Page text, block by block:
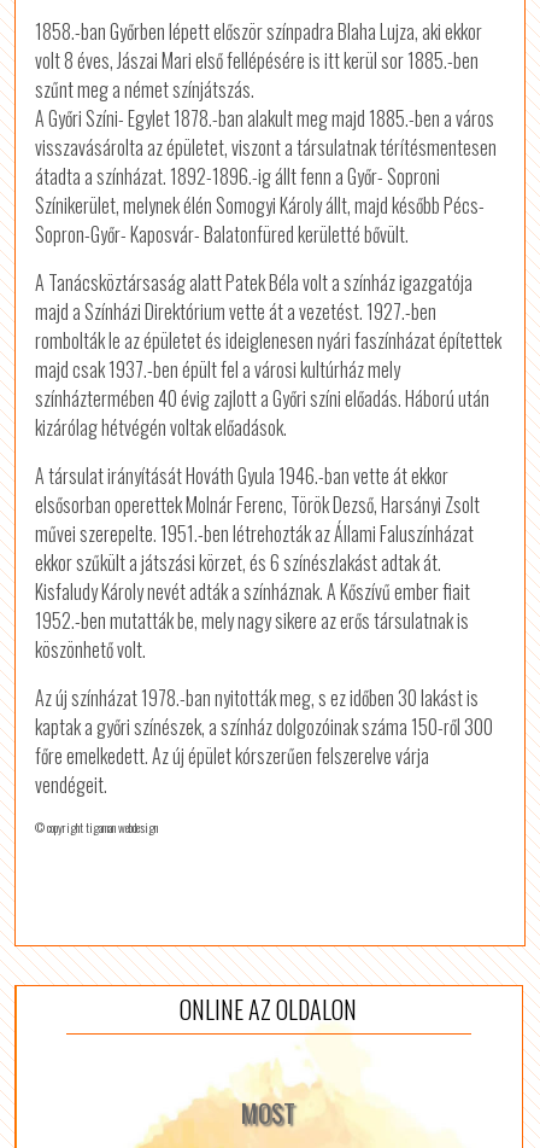
1858.-ban Győrben lépett először színpadra Blaha Lujza, aki ekkor
volt 8 éves, Jászai Mari első fellépésére is itt kerül sor 1885.-ben
szűnt meg a német színjátszás.
A Győri Színi- Egylet 1878.-ban alakult meg majd 1885.-ben a város
visszavásárolta az épületet, viszont a társulatnak térítésmentesen
átadta a színházat. 1892-1896.-ig állt fenn a Győr- Soproni
Színikerület, melynek élén Somogyi Károly állt, majd később Pécs-
Sopron-Győr- Kaposvár- Balatonfüred kerületté bővült.
A Tanácsköztársaság alatt Patek Béla volt a színház igazgatója
majd a Színházi Direktórium vette át a vezetést. 1927.-ben
rombolták le az épületet és ideiglenesen nyári faszínházat építettek
majd csak 1937.-ben épült fel a városi kultúrház mely
színháztermében 40 évig zajlott a Győri színi előadás. Háború után
kizárólag hétvégén voltak előadások.
A társulat irányítását Hováth Gyula 1946.-ban vette át ekkor
elsősorban operettek Molnár Ferenc, Török Dezső, Harsányi Zsolt
művei szerepelte. 1951.-ben létrehozták az Állami Faluszínházat
ekkor szűkült a játszási körzet, és 6 színészlakást adtak át.
Kisfaludy Károly nevét adták a színháznak. A Kőszívű ember fiait
1952.-ben mutatták be, mely nagy sikere az erős társulatnak is
köszönhető volt.
Az új színházat 1978.-ban nyitották meg, s ez időben 30 lakást is
kaptak a győri színészek, a színház dolgozóinak száma 150-ről 300
főre emelkedett. Az új épület kórszerűen felszerelve várja
vendégeit.
© copyright tigaman webdesign
ONLINE AZ OLDALON
MOST